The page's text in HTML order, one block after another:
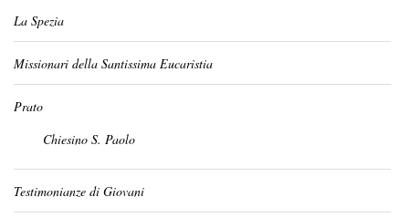
La Spezia
Missionari della Santissima Eucaristia
Prato
Chiesino S. Paolo
Testimonianze di Giovani